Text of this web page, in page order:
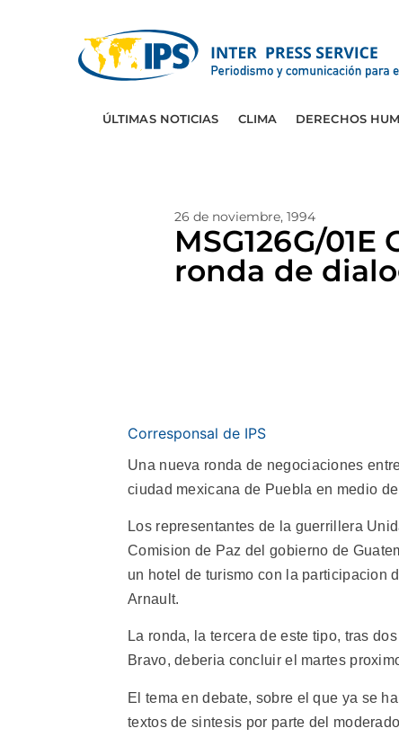
ÚLTIMAS NOTICIAS CLIMA DERECHOS
26 de noviembre, 1994
MSG126G/
ronda de
Corresponsal de IPS
Una nueva ronda de negociaciones
ciudad mexicana de Puebla en medio
Los representantes de la guerrillera
Comision de Paz del gobierno de
un hotel de turismo con la participacion
Arnault.
La ronda, la tercera de este tipo, tras
Bravo, deberia concluir el martes
El tema en debate, sobre el que ya se
textos de sintesis por parte del